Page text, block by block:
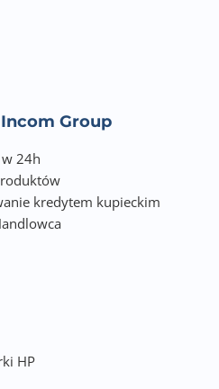
Group
24h
kredytem kupieckim
HP